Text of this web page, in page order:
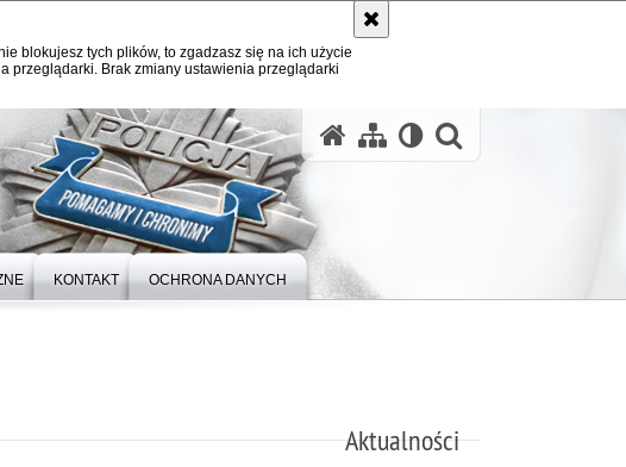
blokujesz tych plików, to zgadzasz się na ich użycie
przeglądarki. Brak zmiany ustawienia przeglądarki
KONTAKT OCHRONA DANYCH
Aktualności